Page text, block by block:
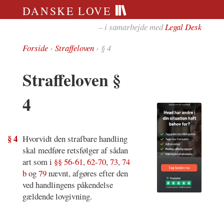
DANSKE LOVE
– i samarbejde medLegal Desk
Forside› Straffeloven› § 4
Straffeloven §
4
§ 4 Hvorvidt den strafbare handling
skal medføre retsfølger af sådan
art som i §§ 56-61,62-70,73,74
bog79nævnt, afgøres efter den
ved handlingens påkendelse
gældende lovgivning.